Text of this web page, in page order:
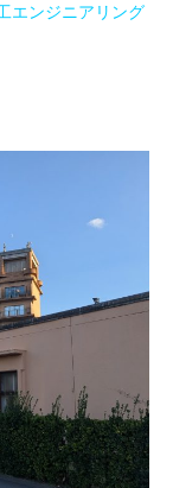
エンジニアリング